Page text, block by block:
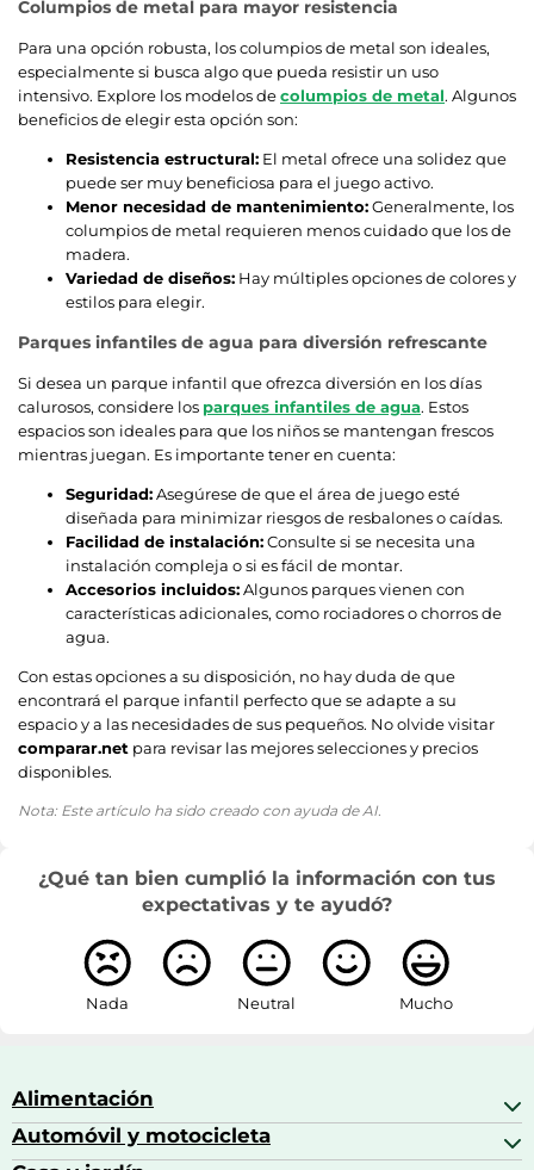
Columpios de metal para mayor resistencia
Para una opción robusta, los columpios de metal son ideales,
especialmente si busca algo que pueda resistir un uso
intensivo. Explore los modelos decolumpios de metal. Algunos
beneficios de elegir esta opción son:
Resistencia estructural: El metal ofrece una solidez que
puede ser muy beneficiosa para el juego activo.
Menor necesidad de mantenimiento:Generalmente, los
columpios de metal requieren menos cuidado que los de
madera.
Variedad de diseños: Hay múltiples opciones de colores y
estilos para elegir.
Parques infantiles de agua para diversión refrescante
Si desea un parque infantil que ofrezca diversión en los días
calurosos, considere los parques infantiles de agua. Estos
espacios son ideales para que los niños se mantengan frescos
mientras juegan. Es importante tener en cuenta:
Seguridad:Asegúrese de que el área de juego esté
diseñada para minimizar riesgos de resbalones o caídas.
Facilidad de instalación:Consulte si se necesita una
instalación compleja o si es fácil de montar.
Accesorios incluidos:Algunos parques vienen con
características adicionales, como rociadores o chorros de
agua.
Con estas opciones a su disposición, no hay duda de que
encontrará el parque infantil perfecto que se adapte a su
espacio y a las necesidades de sus pequeños. No olvide visitar
comparar.net para revisar las mejores selecciones y precios
disponibles.
Nota: Este artículo ha sido creado con ayuda de AI.
¿Qué tan bien cumplió la información con tus
expectativas y te ayudó?
Nada Neutral Mucho
Alimentación
Bebidas
Automóvil y motocicleta